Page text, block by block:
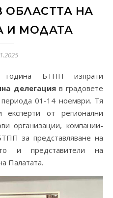
ОБЛАСТТА НА
И МОДАТА
година БТПП изпрати
делегация в градовете
01-14 ноември. Тя
от регионални
организации, компании-
за представляване на
и представители на
Палатата.